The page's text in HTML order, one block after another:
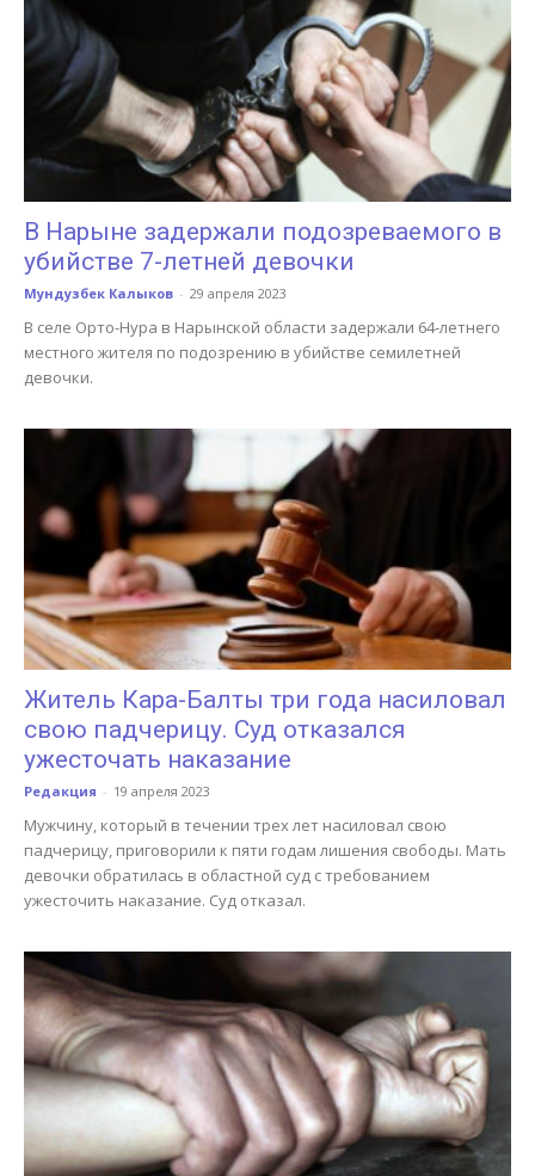
В Нарыне задержали подозреваемого в
убийстве 7-летней девочки
Мундузбек Калыков - 29 апреля 2023
В селе Орто-Нура в Нарынской области задержали 64-летнего
местного жителя по подозрению в убийстве семилетней
девочки.
Житель Кара-Балты три года насиловал
свою падчерицу. Суд отказался
ужесточать наказание
Редакция - 19 апреля 2023
Мужчину, который в течении трех лет насиловал свою
падчерицу, приговорили к пяти годам лишения свободы. Мать
девочки обратилась в областной суд с требованием
ужесточить наказание. Суд отказал.